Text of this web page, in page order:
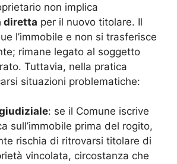
non implica
diretta per il nuovo titolare. Il
l’immobile e non si trasferisce
rimane legato al soggetto
Tuttavia, nella pratica
situazioni problematiche:
: se il Comune iscrive
sull’immobile prima del rogito,
rischia di ritrovarsi titolare di
vincolata, circostanza che